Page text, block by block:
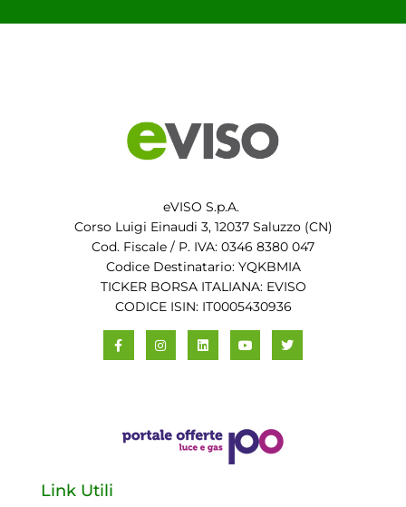
eVISO S.p.A.
Corso Luigi Einaudi 3, 12037 Saluzzo (CN)
Cod. Fiscale / P. IVA: 0346 8380 047
Codice Destinatario: YQKBMIA
TICKER BORSA ITALIANA: EVISO
CODICE ISIN: IT0005430936
Link Utili